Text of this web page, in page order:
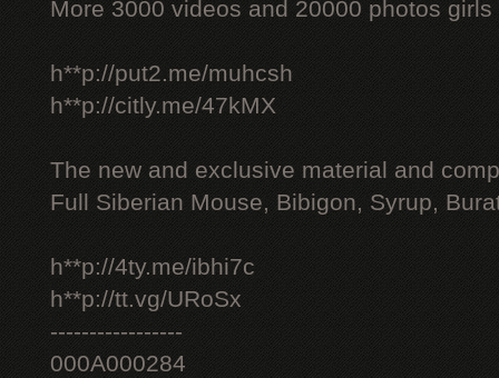
More 3000 videos and 20000 photos
h**p://put2.me/muhcsh
h**p://citly.me/47kMX
The new and exclusive material and
Full Siberian Mouse, Bibigon, Syrup,
h**p://4ty.me/ibhi7c
h**p://tt.vg/URoSx
-----------------
000A000284